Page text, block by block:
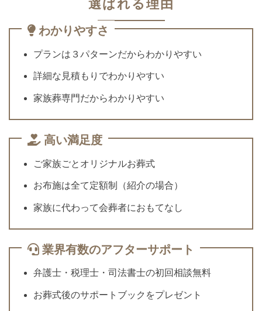
選ばれる理由
わかりやすさ
プランは３パターンだからわかりやすい
詳細な見積もりでわかりやすい
家族葬専門だからわかりやすい
高い満足度
ご家族ごとオリジナルお葬式
お布施は全て定額制（紹介の場合）
家族に代わって会葬者におもてなし
業界有数のアフターサポート
弁護士・税理士・司法書士の初回相談無料
お葬式後のサポートブックをプレゼント